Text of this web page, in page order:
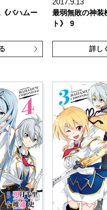
バハムー
最弱無敗の神装
ト》
9
詳し